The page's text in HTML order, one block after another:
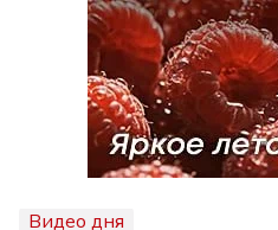
Видео дня